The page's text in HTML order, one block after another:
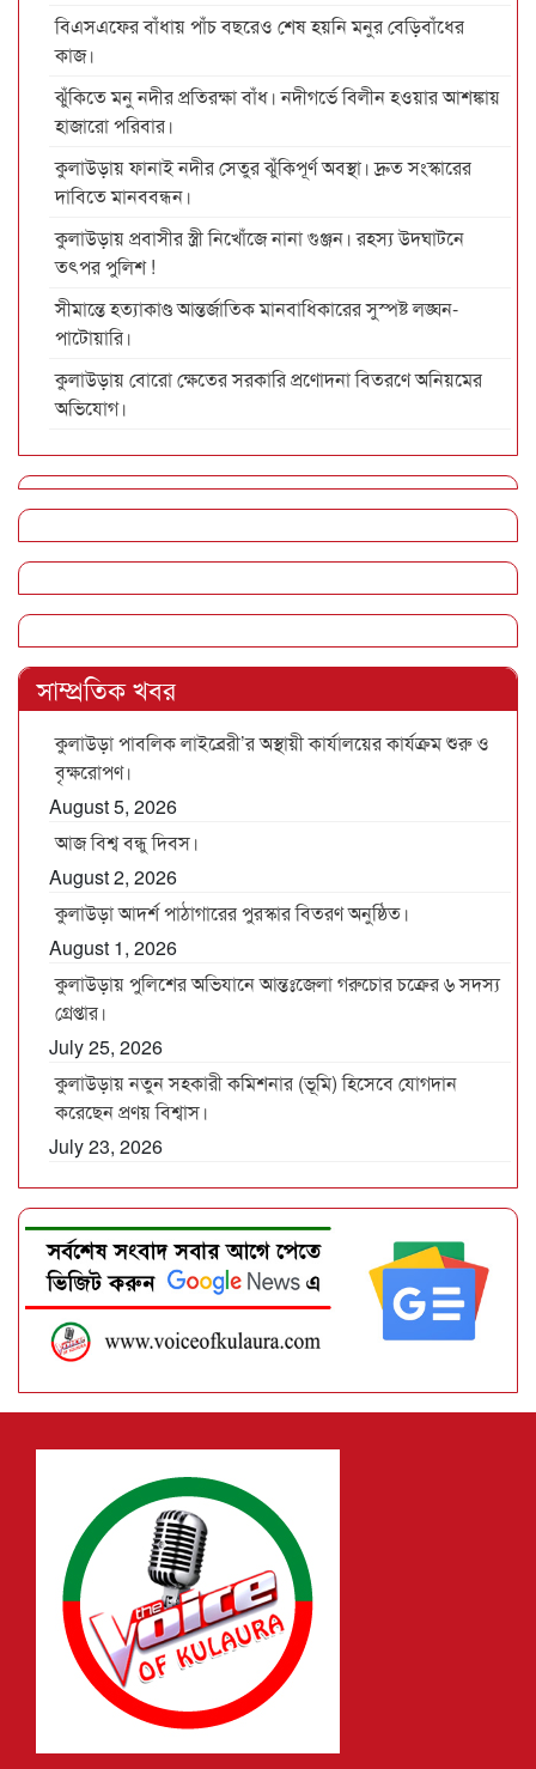
বিএসএফের বাঁধায় পাঁচ বছরেও শেষ হয়নি মনুর বেড়িবাঁধের
কাজ।
ঝুঁকিতে মনু নদীর প্রতিরক্ষা বাঁধ। নদীগর্ভে বিলীন হওয়ার আশঙ্কায়
হাজারো পরিবার।
কুলাউড়ায় ফানাই নদীর সেতুর ঝুঁকিপূর্ণ অবস্থা। দ্রুত সংস্কারের
দাবিতে মানববন্ধন।
কুলাউড়ায় প্রবাসীর স্ত্রী নিখোঁজে নানা গুঞ্জন। রহস্য উদঘাটনে
তৎপর পুলিশ !
সীমান্তে হত্যাকাণ্ড আন্তর্জাতিক মানবাধিকারের সুস্পষ্ট লঙ্ঘন-
পাটোয়ারি।
কুলাউড়ায় বোরো ক্ষেতের সরকারি প্রণোদনা বিতরণে অনিয়মের
অভিযোগ।
সাম্প্রতিক খবর
কুলাউড়া পাবলিক লাইব্রেরী’র অস্থায়ী কার্যালয়ের কার্যক্রম শুরু ও
বৃক্ষরোপণ।
August 5, 2026
আজ বিশ্ব বন্ধু দিবস।
August 2, 2026
কুলাউড়া আদর্শ পাঠাগারের পুরস্কার বিতরণ অনুষ্ঠিত।
August 1, 2026
কুলাউড়ায় পুলিশের অভিযানে আন্তঃজেলা গরুচোর চক্রের ৬ সদস্য
গ্রেপ্তার।
July 25, 2026
কুলাউড়ায় নতুন সহকারী কমিশনার (ভূমি) হিসেবে যোগদান
করেছেন প্রণয় বিশ্বাস।
July 23, 2026